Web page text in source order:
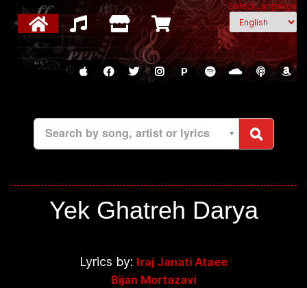
Select Language
P
Search by song, artist or lyrics
Yek Ghatreh Darya
Lyrics by: Iraj Janati Ataee
Bijan Mortazavi